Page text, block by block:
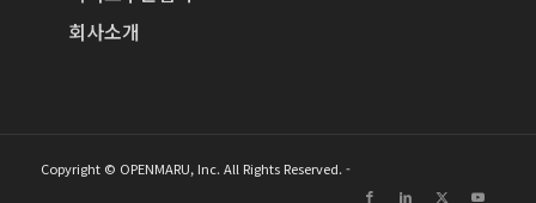
회사소개
Copyright © OPENMARU, Inc. All Rights Reserved. -